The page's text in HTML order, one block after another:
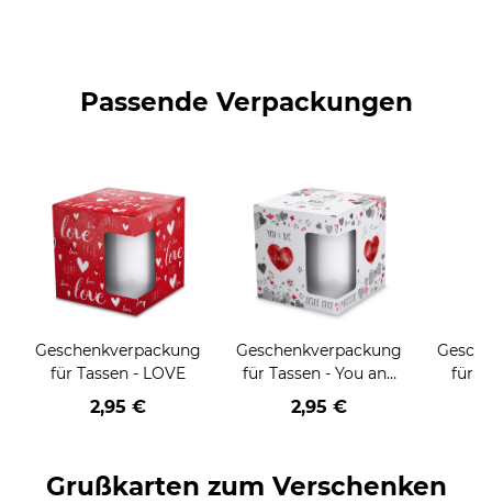
Passende Verpackungen
Geschenkverpackung
für Tassen - LOVE
2,95 €
Geschenkverpackung
für Tassen - You and
me
2,95 €
für
Grußkarten zum Verschenken